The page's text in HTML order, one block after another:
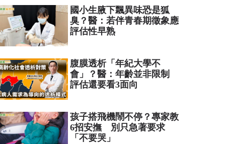
國小生腋下飄異味恐是狐
臭？醫：若伴青春期徵象應
評估性早熟
腹膜透析「年紀大學不
會」？醫：年齡並非限制
評估還要看3面向
孩子搭飛機鬧不停？專家教
6招安撫 別只急著要求
「不要哭」